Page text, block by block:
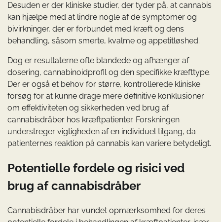
Desuden er der kliniske studier, der tyder på, at cannabis
kan hjælpe med at lindre nogle af de symptomer og
bivirkninger, der er forbundet med kræft og dens
behandling, såsom smerte, kvalme og appetitløshed.
Dog er resultaterne ofte blandede og afhænger af
dosering, cannabinoidprofil og den specifikke kræfttype.
Der er også et behov for større, kontrollerede kliniske
forsøg for at kunne drage mere definitive konklusioner
om effektiviteten og sikkerheden ved brug af
cannabisdråber hos kræftpatienter. Forskningen
understreger vigtigheden af en individuel tilgang, da
patienternes reaktion på cannabis kan variere betydeligt.
Potentielle fordele og risici ved
brug af cannabisdråber
Cannabisdråber har vundet opmærksomhed for deres